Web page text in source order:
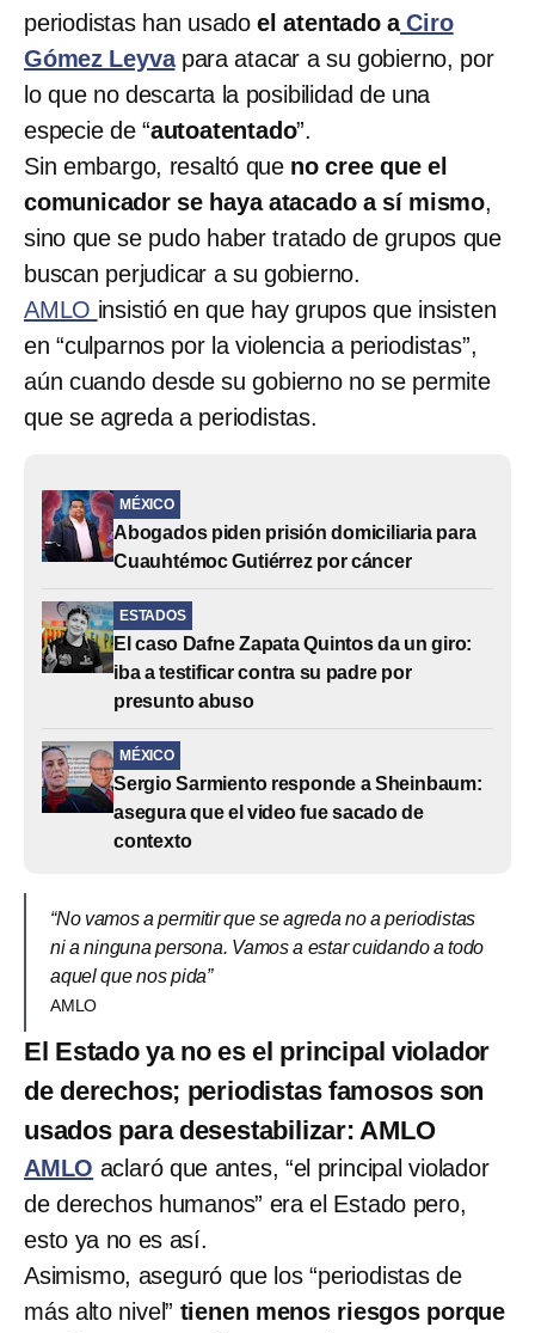
periodistas han usado el atentado aCiro
Gómez Leyva para atacar a su gobierno, por
lo que no descarta la posibilidad de una
especie de “autoatentado”.
Sin embargo, resaltó que no cree que el
comunicador se haya atacado a sí mismo,
sino que se pudo haber tratado de grupos que
buscan perjudicar a su gobierno.
AMLO insistió en que hay grupos que insisten
en “culparnos por la violencia a periodistas”,
aún cuando desde su gobierno no se permite
que se agreda a periodistas.
MÉXICO
Abogados piden prisión domiciliaria para
Cuauhtémoc Gutiérrez por cáncer
ESTADOS
El caso Dafne Zapata Quintos da un giro:
iba a testificar contra su padre por
presunto abuso
MÉXICO
Sergio Sarmiento responde a Sheinbaum:
asegura que el video fue sacado de
contexto
“No vamos a permitir que se agreda no a periodistas
ni a ninguna persona. Vamos a estar cuidando a todo
aquel que nos pida”
AMLO
El Estado ya no es el principal violador
de derechos; periodistas famosos son
usados para desestabilizar: AMLO
AMLO aclaró que antes, “el principal violador
de derechos humanos” era el Estado pero,
esto ya no es así.
Asimismo, aseguró que los “periodistas de
más alto nivel” tienen menos riesgos porque